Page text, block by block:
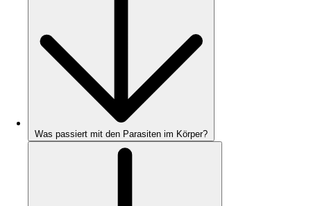
Was passiert mit den Parasiten im Körper?